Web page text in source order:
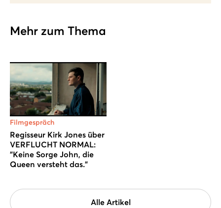
Mehr zum Thema
Filmgespräch
Regisseur Kirk Jones über
VERFLUCHT NORMAL:
"Keine Sorge John, die
Queen versteht das."
Alle Artikel